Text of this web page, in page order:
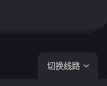
切换线路